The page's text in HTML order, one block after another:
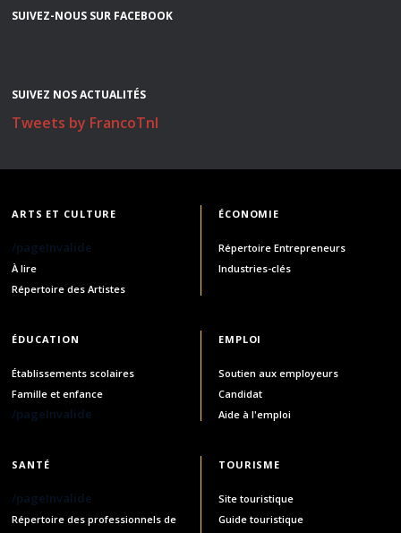
SUIVEZ-NOUS SUR FACEBOOK
SUIVEZ NOS ACTUALITÉS
Tweets by FrancoTnl
ARTS ET CULTURE
/pageInvalide
À lire
Répertoire des Artistes
ÉCONOMIE
Répertoire Entrepreneurs
Industries-clés
ÉDUCATION
Établissements scolaires
Famille et enfance
/pageInvalide
EMPLOI
Soutien aux employeurs
Candidat
Aide à l'emploi
SANTÉ
/pageInvalide
Répertoire des professionnels de
TOURISME
Site touristique
Guide touristique